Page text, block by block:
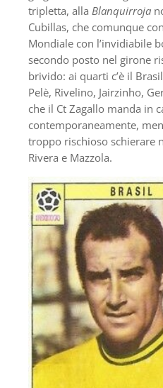
tripletta, alla Blanquirroja
Cubillas, che comunque
Mondiale con l’invidiabile
secondo posto nel girone
brivido: ai quarti c’è il
Pelè, Rivelino, Jairzinho,
che il Ct Zagallo manda in
contemporaneamente,
troppo rischioso schierare
Rivera e Mazzola.